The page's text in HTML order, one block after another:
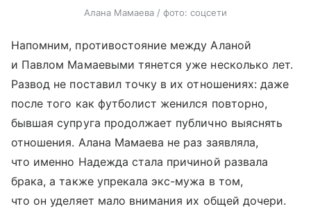
Алана Мамаева / фото: соцсети
Напомним, противостояние между Аланой
и Павлом Мамаевыми тянется уже несколько лет.
Развод не поставил точку в их отношениях: даже
после того как футболист женился повторно,
бывшая супруга продолжает публично выяснять
отношения. Алана Мамаева не раз заявляла,
что именно Надежда стала причиной развала
брака, а также упрекала экс-мужа в том,
что он уделяет мало внимания их общей дочери.